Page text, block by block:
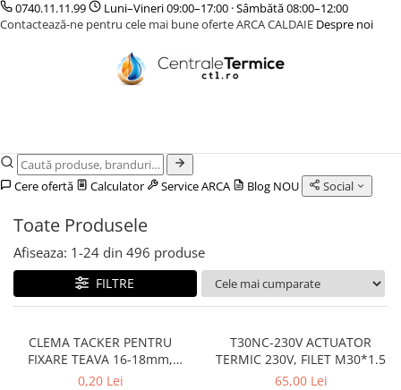
CENTRALE TERMICE
GAZ CONDENSATIE
CAZANE COMBUSTIBIL SOLID
CAZANE LEMNE CU GAZEIFICARE
ACCESORII PENTRU MONTAJ
POMPE DE CALDURA
POMPE DE CALDURA AER-APA
TERMOSTATE DE AMBIENT - AUTOMATIZARI
ELEMENTE SMART
CU FIR
PARDOSEALA
INCALZIRE IN PARDOSEALA
ACCESORII
IZOLATIE
AUTOMATIZARI
0740.11.11.99
Luni–Vineri 09:00–17:00 · Sâmbătă 08:00–12:00
Contactează-ne pentru cele mai bune oferte ARCA CALDAIE Despre noi
Cere ofertă Calculator Service ARCA Blog NOU Social
Toate Produsele
Afiseaza: 1-24 din 496 produse
FILTRE
CLEMA TACKER PENTRU
FIXARE TEAVA 16-18mm,
40mm, 300 buc/cutie
0,20 Lei
T30NC-230V ACTUATOR
TERMIC 230V, FILET M30*1.5
65,00 Lei